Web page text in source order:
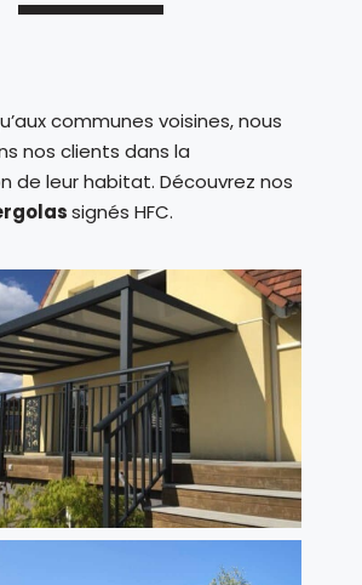
communes voisines, nous
nos clients dans la
de leur habitat. Découvrez nos
signés HFC.